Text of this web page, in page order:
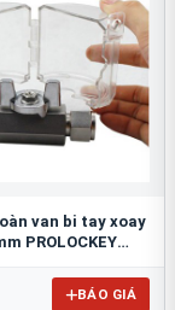
van bi tay xoay
PROLOCKEY
BÁO GIÁ